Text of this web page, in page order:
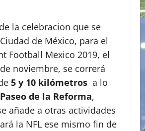
la celebracion que se
de México, para el
Football Mexico 2019, el
noviembre, se correrá
5 y 10 kilómetros a lo
de la Reforma,
añade a otras actividades
la NFL ese mismo fin de